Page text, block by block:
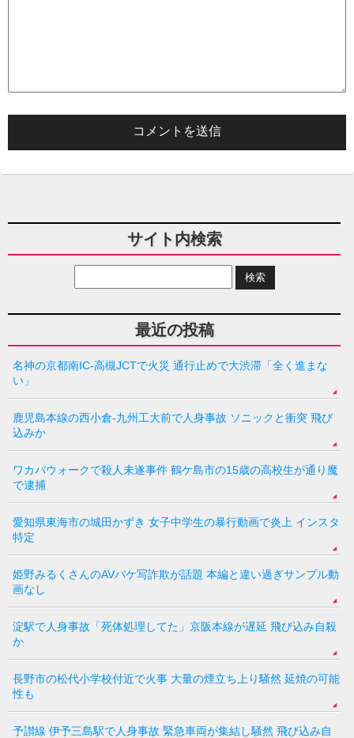
サイト内検索
最近の投稿
名神の京都南IC-高槻JCTで火災 通行止めで大渋滞「全く進まな
い」
鹿児島本線の西小倉-九州工大前で人身事故 ソニックと衝突 飛び
込みか
ワカバウォークで殺人未遂事件 鶴ケ島市の15歳の高校生が通り魔
で逮捕
愛知県東海市の城田かずき 女子中学生の暴行動画で炎上 インスタ
特定
姫野みるくさんのAVパケ写詐欺が話題 本編と違い過ぎサンプル動
画なし
淀駅で人身事故「死体処理してた」京阪本線が遅延 飛び込み自殺
か
長野市の松代小学校付近で火事 大量の煙立ち上り騒然 延焼の可能
性も
予讃線 伊予三島駅で人身事故 緊急車両が集結し騒然 飛び込み自